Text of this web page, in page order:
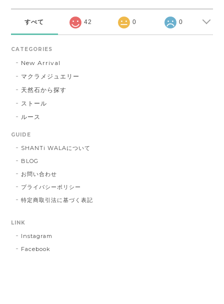
すべて 42 0 0
CATEGORIES
New Arrival
マクラメジュエリー
天然石から探す
ストール
ルース
GUIDE
SHANTi WALAについて
BLOG
お問い合わせ
プライバシーポリシー
特定商取引法に基づく表記
LINK
Instagram
Facebook